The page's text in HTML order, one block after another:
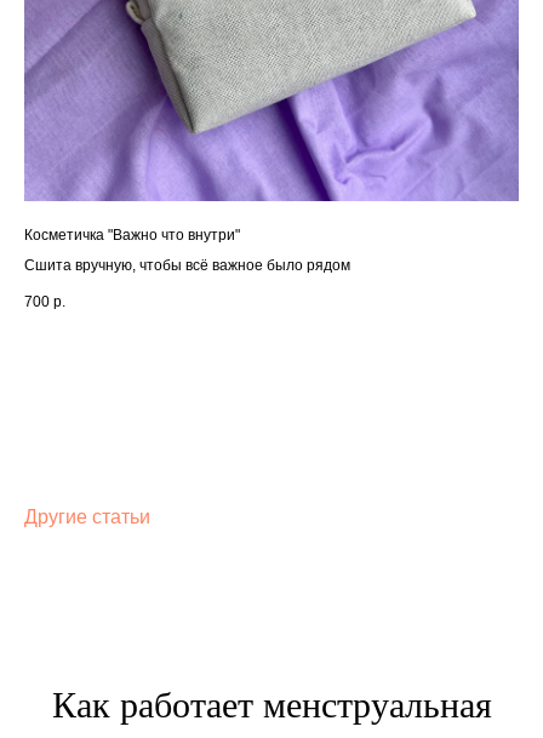
Косметичка "Важно что внутри"
Сшита вручную, чтобы всё важное было рядом
700 р.
Другие статьи
Как работает менструальная